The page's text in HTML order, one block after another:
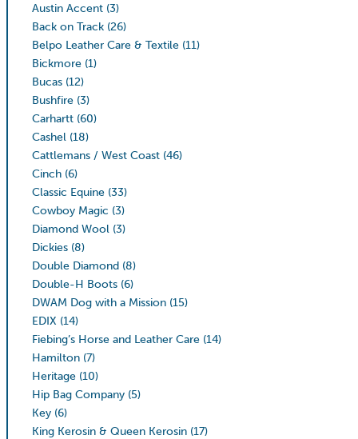
Austin Accent (3)
Back on Track (26)
Belpo Leather Care & Textile (11)
Bickmore (1)
Bucas (12)
Bushfire (3)
Carhartt (60)
Cashel (18)
Cattlemans / West Coast (46)
Cinch (6)
Classic Equine (33)
Cowboy Magic (3)
Diamond Wool (3)
Dickies (8)
Double Diamond (8)
Double-H Boots (6)
DWAM Dog with a Mission (15)
EDIX (14)
Fiebing’s Horse and Leather Care (14)
Hamilton (7)
Heritage (10)
Hip Bag Company (5)
Key (6)
King Kerosin & Queen Kerosin (17)